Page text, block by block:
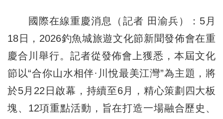
國際在線重慶消息（記者 田渝兵）：5月
18日，2026釣魚城旅遊文化節新聞發佈會在重
慶合川舉行。記者從發佈會上獲悉，本屆文化
節以“合你山水相伴·川悅最美江灣”為主題，將
於5月22日啟幕，持續至6月，精心策劃四大板
塊、12項重點活動，旨在打造一場融合歷史、